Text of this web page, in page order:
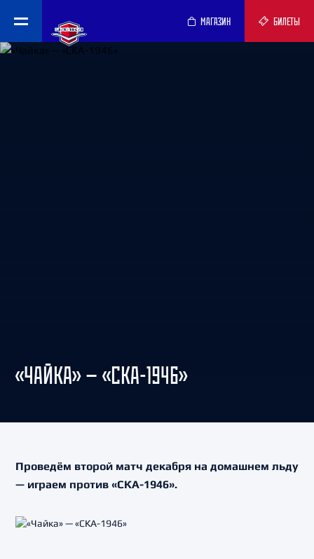
МАГАЗИН БИЛЕТЫ
«ЧАЙКА» — «СКА-1946»
Проведём второй матч декабря на домашнем льду
— играем против «СКА-1946».